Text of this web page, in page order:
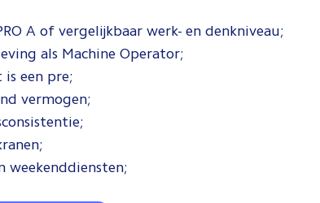
A of vergelijkbaar werk- en denkniveau;
als Machine Operator;
een pre;
vermogen;
weekenddiensten;